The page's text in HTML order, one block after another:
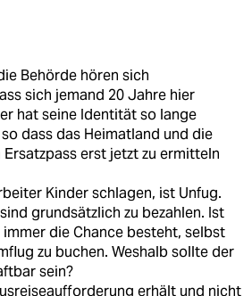
Behörde hören sich
sich jemand 20 Jahre hier
hat seine Identität so lange
dass das Heimatland und die
erst jetzt zu ermitteln
Kinder schlagen, ist Unfug.
grundsätzlich zu bezahlen. Ist
die Chance besteht, selbst
zu buchen. Weshalb sollte der
sein?
erhält und nicht